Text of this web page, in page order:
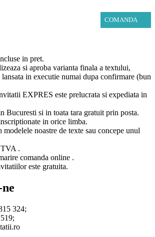
COMANDA
in pret.
si aproba varianta finala a textului,
in executie numai dupa confirmare (bun
EXPRES este prelucrata si expediata in
Bucuresti si in toata tara gratuit prin posta.
in orice limba.
noastre de texte sau concepe unul
.
comanda online .
este gratuita.
324;